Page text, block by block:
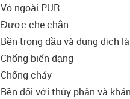
Vỏ ngoài PUR
Được che chắn
Bền trong dầu và dung dịch
Chống biến dạng
Chống cháy
Bền đối với thủy phân và